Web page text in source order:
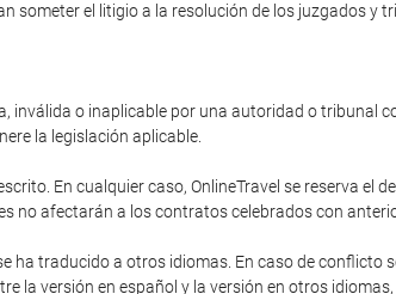
el litigio a la resolución de los juzgados y
inválida o inaplicable por una autoridad o tribunal
la legislación aplicable.
En cualquier caso, OnlineTravel se reserva el
no afectarán a los contratos celebrados con
ha traducido a otros idiomas. En caso de conflicto
la versión en español y la versión en otros